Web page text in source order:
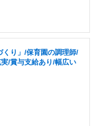
くり」/保育園の調理師/
/賞与支給あり/幅広い